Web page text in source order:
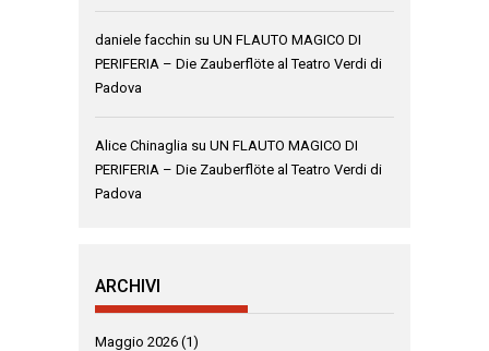
daniele facchin su UN FLAUTO MAGICO DI
PERIFERIA – Die Zauberflöte al Teatro Verdi di
Padova
Alice Chinaglia su UN FLAUTO MAGICO DI
PERIFERIA – Die Zauberflöte al Teatro Verdi di
Padova
ARCHIVI
Maggio 2026 (1)